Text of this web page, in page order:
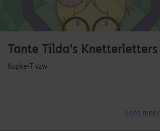
Tante Tilda's Knetterletters
Kopke-T vzw
Lees meer